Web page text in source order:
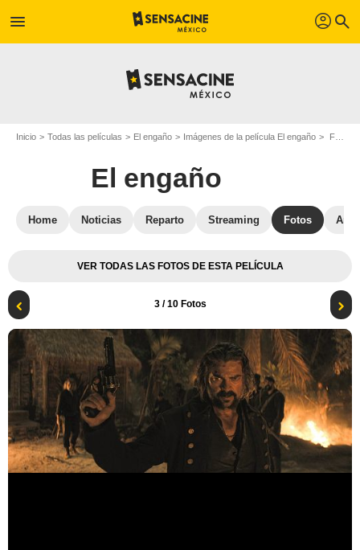
menu profil search
Inicio Todas las películas El engaño Imágenes de la película El engaño Foto de la película El engaño - Foto 3
El engaño
Home Noticias Reparto Streaming Fotos
VER TODAS LAS FOTOS DE ESTA PELÍCULA
3/ 10 Fotos